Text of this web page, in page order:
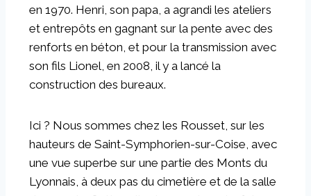
en 1970. Henri, son papa, a agrandi les ateliers
et entrepôts en gagnant sur la pente avec des
renforts en béton, et pour la transmission avec
son fils Lionel, en 2008, il y a lancé la
construction des bureaux.
Ici ? Nous sommes chez les Rousset, sur les
hauteurs de Saint-Symphorien-sur-Coise, avec
une vue superbe sur une partie des Monts du
Lyonnais, à deux pas du cimetière et de la salle